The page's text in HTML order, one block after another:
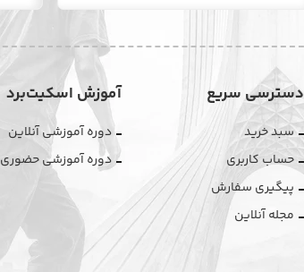
دسترسی سریع
سبد خرید
حساب کاربری
پیگیری سفارش
مجله آنلاین
آموزش اسکیت‌برد
دوره آموزشی آنلاین
دوره آموزشی حضوری